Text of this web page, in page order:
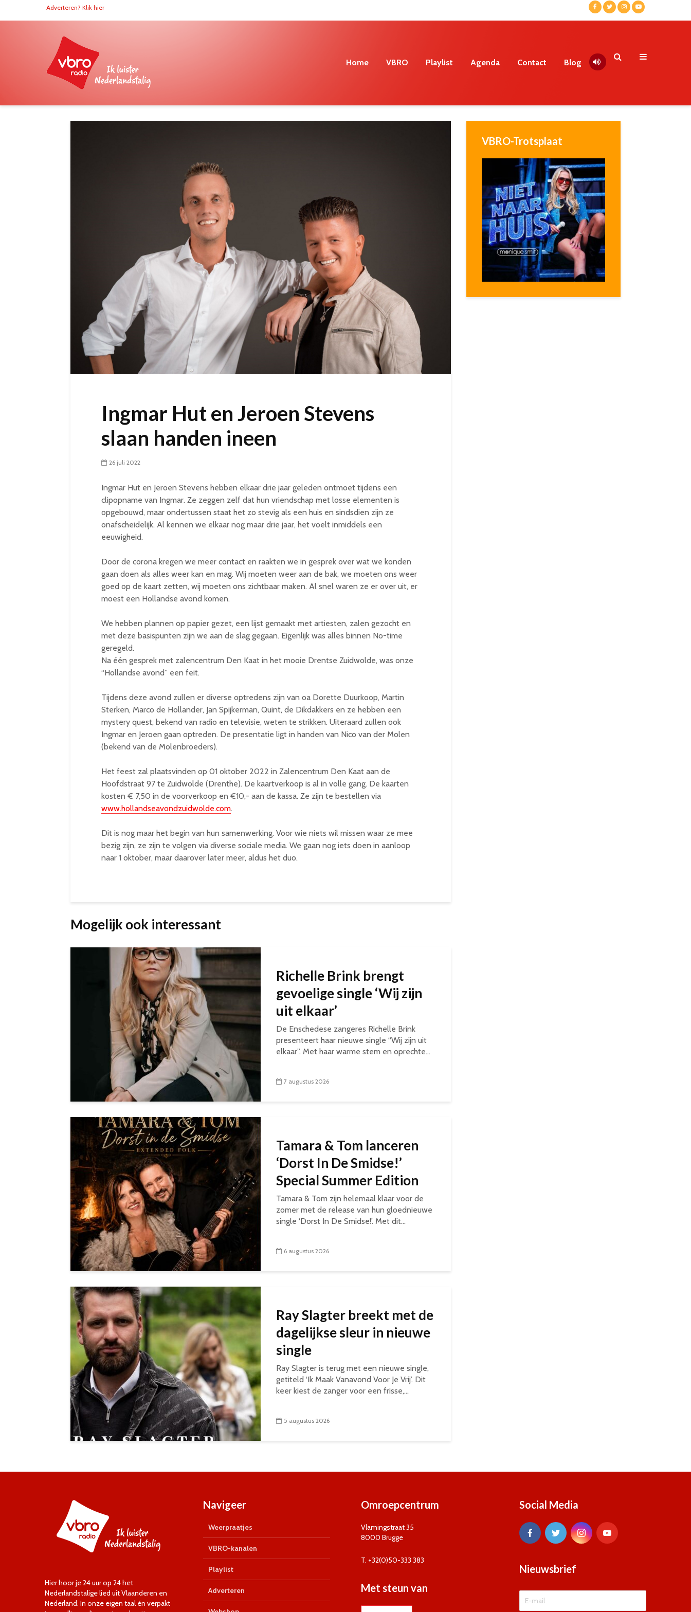
Adverteren? Klik hier
Home VBRO Playlist Agenda Contact Blog
Ingmar Hut en Jeroen Stevens
slaan handen ineen
26 juli 2022
Ingmar Hut en Jeroen Stevens hebben elkaar drie jaar geleden ontmoet tijdens een
clipopname van Ingmar. Ze zeggen zelf dat hun vriendschap met losse elementen is
opgebouwd, maar ondertussen staat het zo stevig als een huis en sindsdien zijn ze
onafscheidelijk. Al kennen we elkaar nog maar drie jaar, het voelt inmiddels een
eeuwigheid.
Door de corona kregen we meer contact en raakten we in gesprek over wat we konden
gaan doen als alles weer kan en mag. Wij moeten weer aan de bak, we moeten ons weer
goed op de kaart zetten, wij moeten ons zichtbaar maken. Al snel waren ze er over uit, er
moest een Hollandse avond komen.
We hebben plannen op papier gezet, een lijst gemaakt met artiesten, zalen gezocht en
met deze basispunten zijn we aan de slag gegaan. Eigenlijk was alles binnen No-time
geregeld.
Na één gesprek met zalencentrum Den Kaat in het mooie Drentse Zuidwolde, was onze
“Hollandse avond” een feit.
Tijdens deze avond zullen er diverse optredens zijn van oa Dorette Duurkoop, Martin
Sterken, Marco de Hollander, Jan Spijkerman, Quint, de Dikdakkers en ze hebben een
mystery quest, bekend van radio en televisie, weten te strikken. Uiteraard zullen ook
Ingmar en Jeroen gaan optreden. De presentatie ligt in handen van Nico van der Molen
(bekend van de Molenbroeders).
Het feest zal plaatsvinden op 01 oktober 2022 in Zalencentrum Den Kaat aan de
Hoofdstraat 97 te Zuidwolde (Drenthe). De kaartverkoop is al in volle gang. De kaarten
kosten € 7,50 in de voorverkoop en €10,- aan de kassa. Ze zijn te bestellen via
www.hollandseavondzuidwolde.com.
Dit is nog maar het begin van hun samenwerking. Voor wie niets wil missen waar ze mee
bezig zijn, ze zijn te volgen via diverse sociale media. We gaan nog iets doen in aanloop
naar 1 oktober, maar daarover later meer, aldus het duo.
Mogelijk ook interessant
Richelle Brink brengt
gevoelige single ‘Wij zijn
uit elkaar’
De Enschedese zangeres Richelle Brink
presenteert haar nieuwe single “Wij zijn uit
elkaar”. Met haar warme stem en oprechte...
7 augustus 2026
Tamara & Tom lanceren
‘Dorst In De Smidse!’
Special Summer Edition
Tamara & Tom zijn helemaal klaar voor de
zomer met de release van hun gloednieuwe
single ‘Dorst In De Smidse!’. Met dit...
6 augustus 2026
Ray Slagter breekt met de
dagelijkse sleur in nieuwe
single
Ray Slagter is terug met een nieuwe single,
getiteld ‘Ik Maak Vanavond Voor Je Vrij’. Dit
keer kiest de zanger voor een frisse,...
5 augustus 2026
VBRO-Trotsplaat
Hier hoor je 24 uur op 24 het
Nederlandstalige lied uit Vlaanderen en
Nederland. In onze eigen taal én verpakt
Navigeer
Weerpraatjes
VBRO-kanalen
Playlist
Adverteren
Omroepcentrum
Vlamingstraat 35
8000 Brugge
T. +32(0)50-333 383
Met steun van
Social Media
Nieuwsbrief